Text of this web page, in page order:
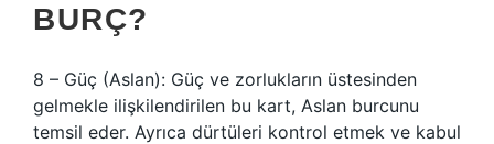
BURÇ?
8 – Güç (Aslan): Güç ve zorlukların üstesinden
gelmekle ilişkilendirilen bu kart, Aslan burcunu
temsil eder. Ayrıca dürtüleri kontrol etmek ve kabul